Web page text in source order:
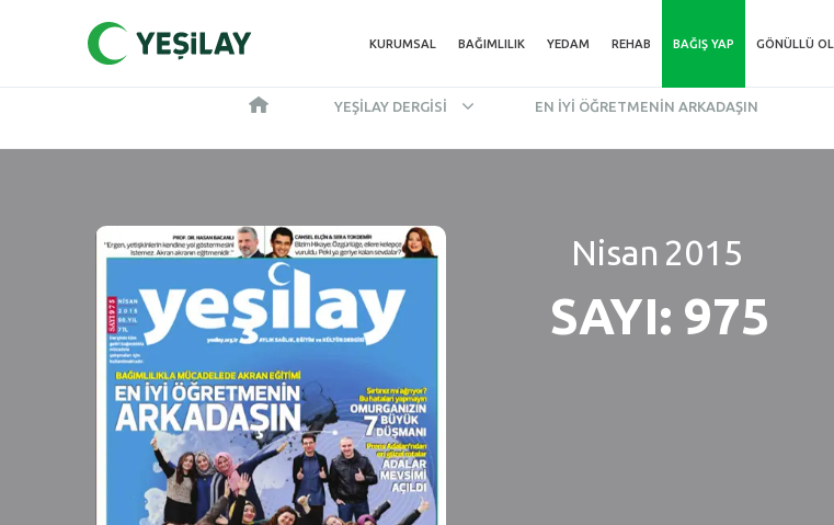
KURUMSAL BAĞIMLILIK YEDAM REHAB BAĞIŞ YAP GÖNÜLLÜ OL
YEŞILAY DERGISI EN İYI ÖĞRETMENIN ARKADAŞIN
Nisan 2015
SAYI: 975